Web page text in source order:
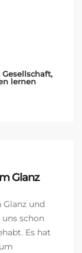
Gesellschaft,
lernen
macht den
Glanz
und
uns schon
Es hat